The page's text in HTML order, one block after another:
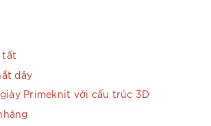
tất
dây
Primeknit với cấu trúc 3D